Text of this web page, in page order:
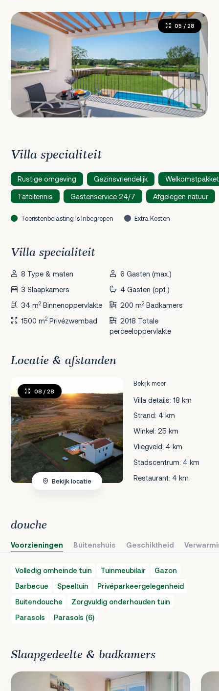
05 / 28
Villa specialiteit
Rustige omgeving Gezinsvriendelijk Welkomstpakket
Tafeltennis Gastenservice 24/7 Afgelegen natuur
Toeristenbelasting Is Inbegrepen Extra Kosten
Villa specialiteit
8 Type & maten
6 Gasten (max.)
3 Slaapkamers
4 Gasten (opt.)
34 m2 Binnenoppervlakte 200 m2Badkamers
1500 m2 Privézwembad
2018 Totale
perceeloppervlakte
Locatie & afstanden
Bekijk meer
Villa details: 18 km
Strand: 4 km
Winkel: 25 km
Vliegveld: 4 km
Stadscentrum: 4 km
Restaurant: 4 km
08 / 28
Bekijk locatie
douche
Voorzieningen Buitenshuis Geschiktheid
Volledig omheinde tuin Tuinmeubilair
Gazon
Barbecue
Speeltuin
Privéparkeergelegenheid
Buitendouche
Zorgvuldig onderhouden tuin
Parasols
Parasols (6)
Slaapgedeelte & badkamers